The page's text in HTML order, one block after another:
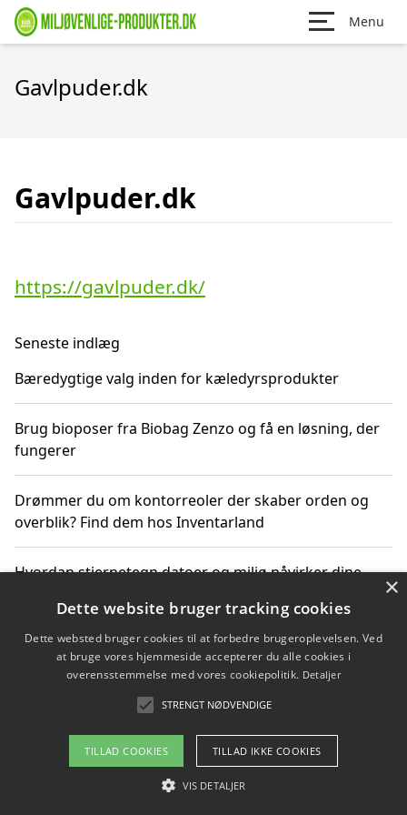
Menu
Gavlpuder.dk
Gavlpuder.dk
https://gavlpuder.dk/
Seneste indlæg
Bæredygtige valg inden for kæledyrsprodukter
Brug bioposer fra Biobag Zenzo og få en løsning, der
fungerer
Drømmer du om kontorreoler der skaber orden og
overblik? Find dem hos Inventarland
Hvordan stjernetegn datoer og miljø påvirker dine
Bæredygtige gadgets til en grønnere hverdag
Om / kontakt
Blog Betingelser
×
Dette website bruger tracking cookies
Dette websted bruger cookies til at forbedre brugeroplevelsen. Ved
at bruge vores hjemmeside accepterer du alle cookies i
overensstemmelse med vores cookiepolitik. Detaljer
STRENGT NØDVENDIGE
TILLAD COOKIES TILLAD IKKE COOKIES
VIS DETALJER